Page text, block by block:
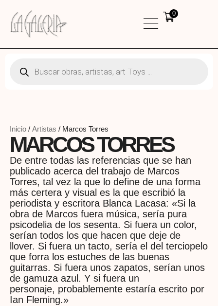
0
Inicio / Artistas / Marcos Torres
MARCOS TORRES
De entre todas las referencias que se han
publicado acerca del trabajo de Marcos
Torres, tal vez la que lo define de una forma
más certera y visual es la que escribió la
periodista y escritora Blanca Lacasa: «Si la
obra de Marcos fuera música, sería pura
psicodelia de los sesenta. Si fuera un color,
serían todos los que hacen que deje de
llover. Si fuera un tacto, sería el del terciopelo
que forra los estuches de las buenas
guitarras. Si fuera unos zapatos, serían unos
de gamuza azul. Y si fuera un
personaje, probablemente estaría escrito por
Ian Fleming.»